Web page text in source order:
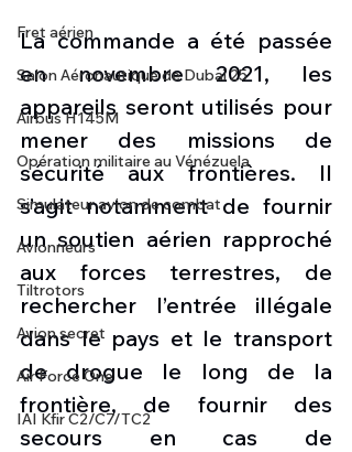
Fret aérien
Salon Aéronautique de Dubaï 25
Airbus H145M
Opération militaire au Vénézuela
Simulateur avion de combat
Avionneurs
Tiltrotors
Avion secret
Air Force One
IAI Kfir C2/C7/TC2
La commande a été passée
en novembre 2021, les
appareils seront utilisés pour
mener des missions de
sécurité aux frontières. Il
s’agit notamment de fournir
un soutien aérien rapproché
aux forces terrestres, de
rechercher l’entrée illégale
dans le pays et le transport
de drogue le long de la
frontière, de fournir des
secours en cas de